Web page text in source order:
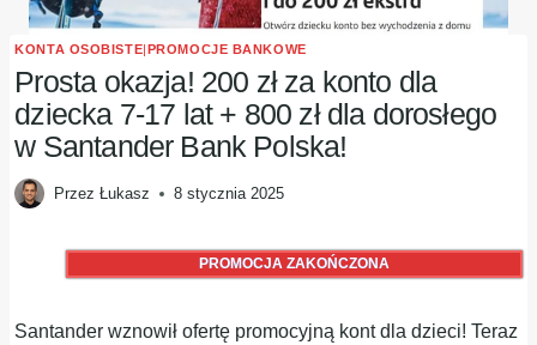
KONTA OSOBISTE|PROMOCJE BANKOWE
Prosta okazja! 200 zł za konto dla
dziecka 7-17 lat + 800 zł dla dorosłego
w Santander Bank Polska!
Przez Łukasz 8 stycznia 2025
PROMOCJA ZAKOŃCZONA
Santander wznowił ofertę promocyjną kont dla dzieci! Teraz